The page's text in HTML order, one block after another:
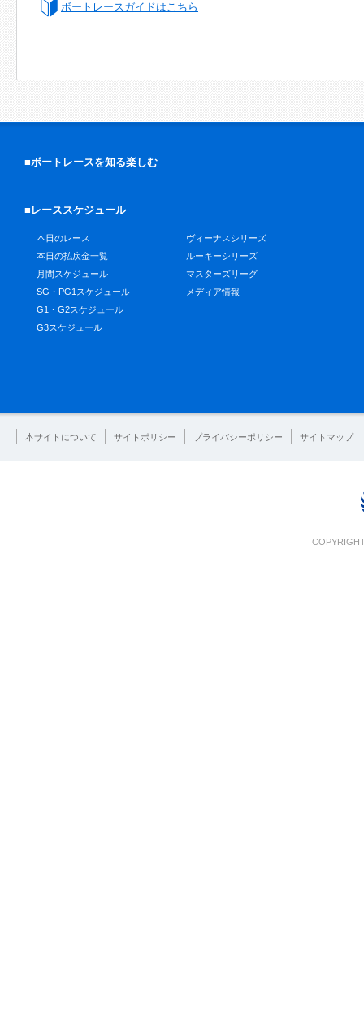
ボートレースガイドはこちら
■ボートレースを知る楽しむ
■レーススケジュール
本日のレース
本日の払戻金一覧
月間スケジュール
SG・PG1スケジュール
G1・G2スケジュール
G3スケジュール
ヴィーナスシリーズ
ルーキーシリーズ
マスターズリーグ
メディア情報
本サイトについて サイトポリシー プライバシーポリシー サイトマップ